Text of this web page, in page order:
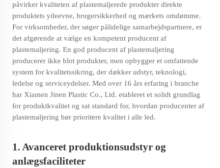
påvirker kvaliteten af plastemaljerede produkter direkte
produktets ydeevne, brugersikkerhed og mærkets omdømme.
For virksomheder, der søger pålidelige samarbejdspartnere, er
det afgørende at vælge en kompetent producent af
plastemaljering. En god producent af plastemaljering
producerer ikke blot produkter, men opbygger et omfattende
system for kvalitetssikring, der dækker udstyr, teknologi,
ledelse og serviceydelser. Med over 16 års erfaring i branche
har Xiamen Jinen Plastic Co., Ltd. etableret et solidt grundlag
for produktkvalitet og sat standard for, hvordan producenter af
plastemaljering bør prioritere kvalitet i alle led.
1. Avanceret produktionsudstyr og
anlægsfaciliteter